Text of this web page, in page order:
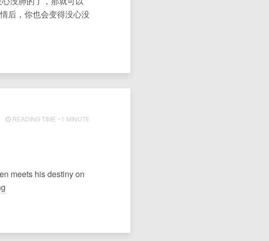
后，你也会变得没心没
READING TIME ~1 MINUTE
meets his destiny on